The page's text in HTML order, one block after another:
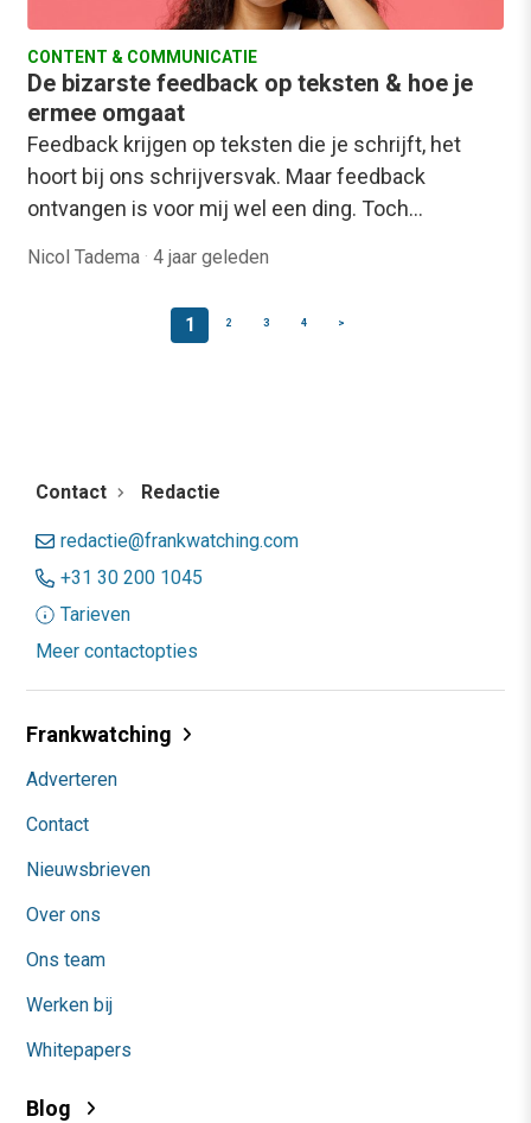
CONTENT & COMMUNICATIE
De bizarste feedback op teksten & hoe je
ermee omgaat
Feedback krijgen op teksten die je schrijft, het
hoort bij ons schrijversvak. Maar feedback
ontvangen is voor mij wel een ding. Toch…
Nicol Tadema · 4 jaar geleden
1 2 3 4 >
Contact Redactie
redactie@frankwatching.com
+31 30 200 1045
Tarieven
Meer contactopties
Frankwatching
Adverteren
Contact
Nieuwsbrieven
Over ons
Ons team
Werken bij
Whitepapers
Blog